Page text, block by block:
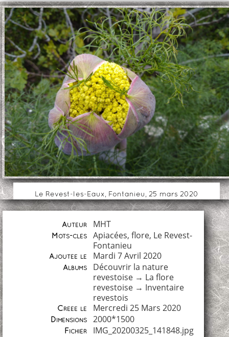
Le Revest-les-Eaux, Fontanieu, 25 mars 2020
Auteur MHT
Mots-clés Apiacées, flore, Le Revest-
Fontanieu
Ajoutée le Mardi 7 Avril 2020
Albums
Découvrir la nature
revestoise→ La flore
revestoise→ Inventaire
revestois
Créée le Mercredi 25 Mars 2020
Dimensions 2000*1500
Fichier IMG_20200325_141848.jpg